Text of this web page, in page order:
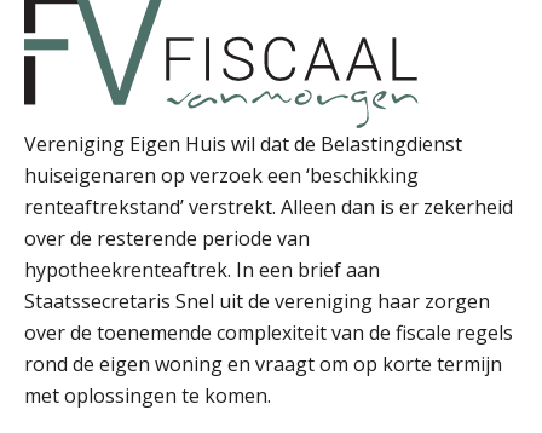
Vereniging Eigen Huis wil dat de Belastingdienst
huiseigenaren op verzoek een ‘beschikking
renteaftrekstand’ verstrekt. Alleen dan is er zekerheid
over de resterende periode van
hypotheekrenteaftrek. In een brief aan
Staatssecretaris Snel uit de vereniging haar zorgen
over de toenemende complexiteit van de fiscale regels
rond de eigen woning en vraagt om op korte termijn
met oplossingen te komen.
Peter Kerkhof
Chris Dijkstra